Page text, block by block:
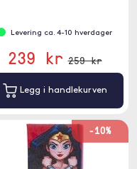
Levering ca. 4-10 hverdager
239 kr 259 kr
Legg i handlekurven
-10%